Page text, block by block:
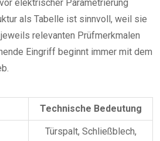
elektrischer Parametrierung
als Tabelle ist sinnvoll, weil sie
relevanten Prüfmerkmalen
Eingriff beginnt immer mit dem
Technische Bedeutung
Türspalt, Schließblech,